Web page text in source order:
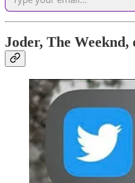
Joder, The